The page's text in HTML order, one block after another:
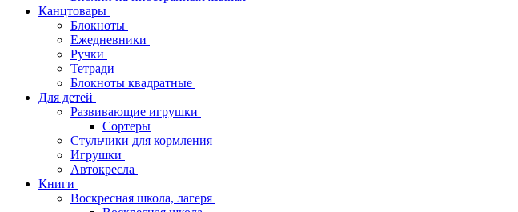
Канцтовары
Блокноты
Ежедневники
Ручки
Тетради
Блокноты квадратные
Для детей
Развивающие игрушки
Сортеры
Стульчики для кормления
Игрушки
Автокресла
Книги
Воскресная школа, лагеря